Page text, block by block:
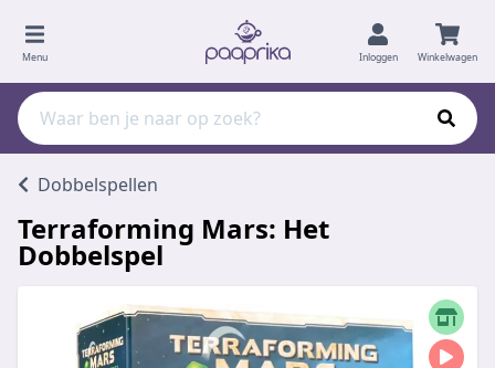
Menu Inloggen Winkelwagen
Dobbelspellen
Terraforming Mars: Het
Dobbelspel